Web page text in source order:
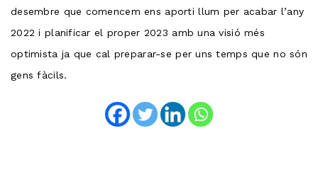
desembre que comencem ens aporti llum per acabar l’any
2022 i planificar el proper 2023 amb una visió més
optimista ja que cal preparar-se per uns temps que no són
gens fàcils.